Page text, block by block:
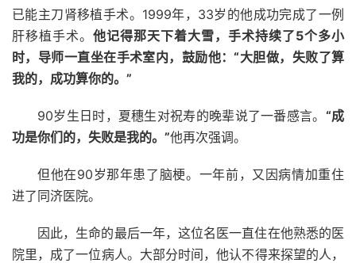
已能主刀肾移植手术。1999年，33岁的他成功完成了一例
肝移植手术。 他记得那天下着大雪，手术持续了5个多小
时，导师一直坐在手术室内，鼓励他：“大胆做，失败了算
我的，成功算你的。 ”
90岁生日时，夏穗生对祝寿的晚辈说了一番感言。 “成
功是你们的，失败是我的。 ”他再次强调。
但他在90岁那年患了脑梗。一年前，又因病情加重住
进了同济医院。
因此，生命的最后一年，这位名医一直住在他熟悉的医
院里，成了一位病人。大部分时间，他认不得来探望的人，